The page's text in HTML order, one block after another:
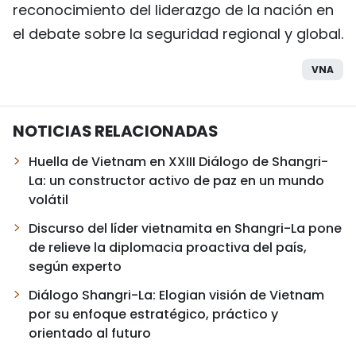
reconocimiento del liderazgo de la nación en
el debate sobre la seguridad regional y global.
VNA
NOTICIAS RELACIONADAS
Huella de Vietnam en XXIII Diálogo de Shangri-
La: un constructor activo de paz en un mundo
volátil
Discurso del líder vietnamita en Shangri-La pone
de relieve la diplomacia proactiva del país,
según experto
Diálogo Shangri-La: Elogian visión de Vietnam
por su enfoque estratégico, práctico y
orientado al futuro